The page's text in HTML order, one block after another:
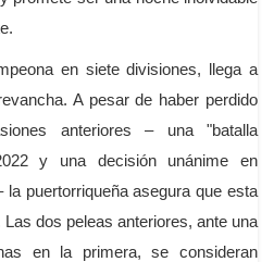
en siete divisiones, llega a
A pesar de haber perdido
anteriores – una "batalla
y una decisión unánime en
puertorriqueña asegura que esta
dos peleas anteriores, ante una
en la primera, se consideran